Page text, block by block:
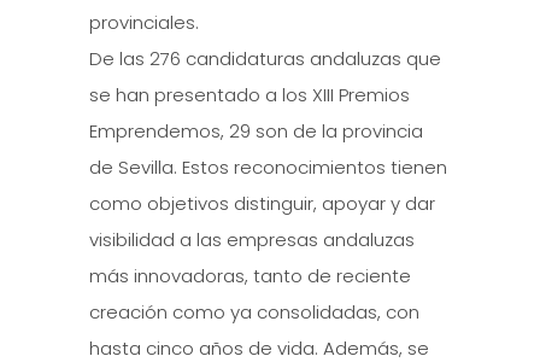
provinciales.
De las 276 candidaturas andaluzas que
se han presentado a los XIII Premios
Emprendemos, 29 son de la provincia
de Sevilla. Estos reconocimientos tienen
como objetivos distinguir, apoyar y dar
visibilidad a las empresas andaluzas
más innovadoras, tanto de reciente
creación como ya consolidadas, con
hasta cinco años de vida. Además, se